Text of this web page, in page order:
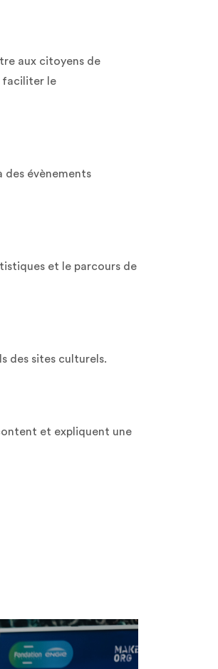
aux citoyens de
faciliter le
évènements
et le parcours de
des sites culturels.
et expliquent une